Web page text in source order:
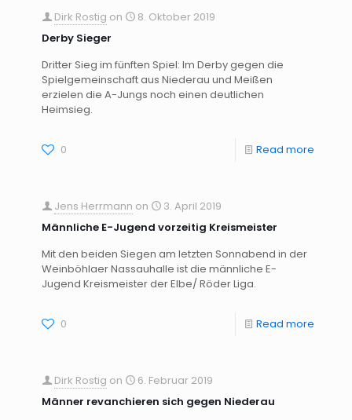
Dirk Rostig on
8. Oktober 2019
Derby Sieger
Dritter Sieg im fünften Spiel: Im Derby gegen die
Spielgemeinschaft aus Niederau und Meißen
erzielen die A-Jungs noch einen deutlichen
Heimsieg.
0 Read more
Jens Herrmann on
3. April 2019
Männliche E-Jugend vorzeitig Kreismeister
Mit den beiden Siegen am letzten Sonnabend in der
Weinböhlaer Nassauhalle ist die männliche E-
Jugend Kreismeister der Elbe/ Röder Liga.
0 Read more
Dirk Rostig on
6. Februar 2019
Männer revanchieren sich gegen Niederau